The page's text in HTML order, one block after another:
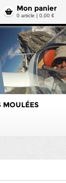
Mon panier
0 article | 0,00 €
MOULÉES